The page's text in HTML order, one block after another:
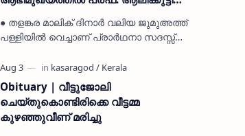
മുസ്ലിയാർ അനുസ്മരണം നടത്തി
● തളങ്കര മാലിക് ദിനാർ വലിയ ജുമുഅത്ത്
പള്ളിയിൽ വെച്ചാണ് പ്രാർഥനാ സദസ്സ്
ഉമർ മുസ്ലിയാർ പരിപാടിക്ക് നേതൃത്വം
നൽകി കാസ…
Obituary | വീട്ടുജോലി
ചെയ്തുകൊണ്ടിരിക്കെ വീട്ടമ്മ
കുഴഞ്ഞുവീണ് മരിച്ചു